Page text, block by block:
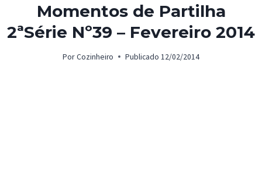
Momentos de Partilha
2ªSérie Nº39 – Fevereiro 2014
Por Cozinheiro Publicado 12/02/2014